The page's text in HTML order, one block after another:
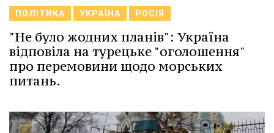
ПОЛІТИКА УКРАЇНА РОСІЯ
"Не було жодних планів": Україна
відповіла на турецьке "оголошення"
про перемовини щодо морських
питань.